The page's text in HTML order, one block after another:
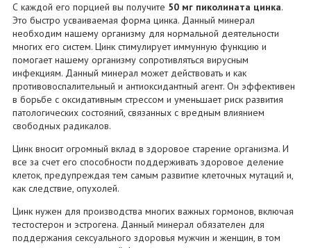
С каждой его порцией вы получите 50 мг пиколината цинка.
Это быстро усваиваемая форма цинка. Данный минерал
необходим нашему организму для нормальной деятельности
многих его систем. Цинк стимулирует иммунную функцию и
помогает нашему организму сопротивляться вирусным
инфекциям. Данный минерал может действовать и как
противовоспалительный и антиоксидантный агент. Он эффективен
в борьбе с оксидативным стрессом и уменьшает риск развития
патологических состояний, связанных с вредным влиянием
свободных радикалов.
Цинк вносит огромный вклад в здоровое старение организма. И
все за счет его способности поддерживать здоровое деление
клеток, предупреждая тем самым развитие клеточных мутаций и,
как следствие, опухолей.
Цинк нужен для производства многих важных гормонов, включая
тестостерон и эстрогена. Данный минерал обязателен для
поддержания сексуального здоровья мужчин и женщин, в том